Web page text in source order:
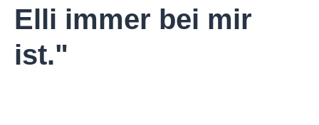
Elli immer bei mir
ist."